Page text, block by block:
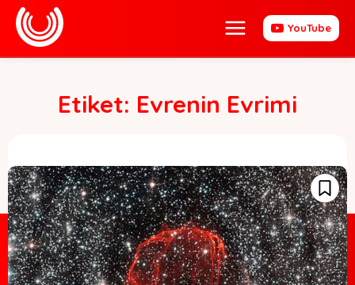
YouTube
Etiket: Evrenin Evrimi